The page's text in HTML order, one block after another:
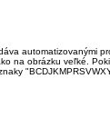
automatizovanými
na obrázku veľké.